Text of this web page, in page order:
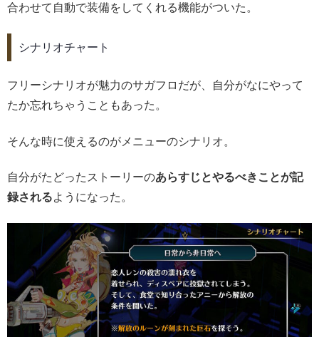
合わせて自動で装備をしてくれる機能がついた。
シナリオチャート
フリーシナリオが魅力のサガフロだが、自分がなにやって
たか忘れちゃうこともあった。
そんな時に使えるのがメニューのシナリオ。
自分がたどったストーリーのあらすじとやるべきことが記
録されるようになった。